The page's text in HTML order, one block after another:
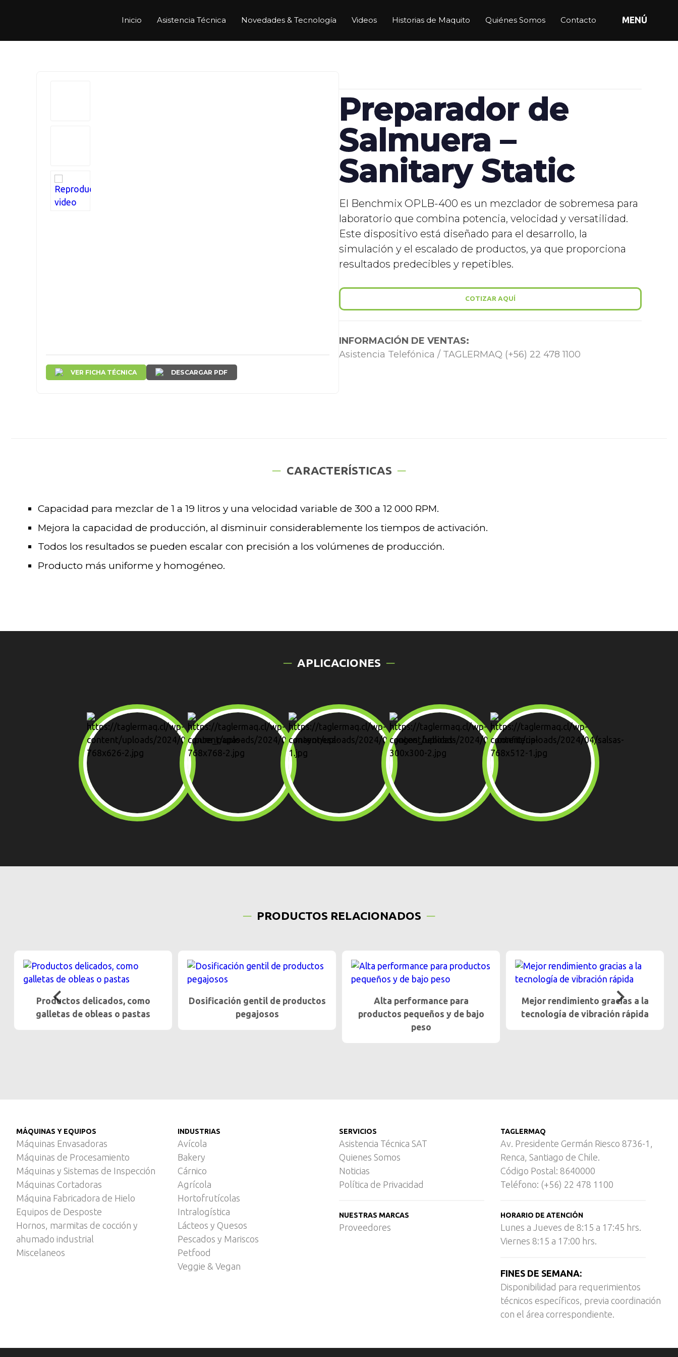
Inicio Asistencia Técnica Novedades & Tecnología Videos Historias de Maquito Quiénes Somos Contacto MENÚ
VER FICHA TÉCNICA DESCARGAR PDF
Preparador de
Salmuera –
Sanitary Static
El Benchmix OPLB-400 es un mezclador de sobremesa para
laboratorio que combina potencia, velocidad y versatilidad.
Este dispositivo está diseñado para el desarrollo, la
simulación y el escalado de productos, ya que proporciona
resultados predecibles y repetibles.
COTIZAR AQUÍ
INFORMACIÓN DE VENTAS:
Asistencia Telefónica / TAGLERMAQ (+56) 22 478 1100
CARACTERÍSTICAS
Capacidad para mezclar de 1 a 19 litros y una velocidad variable de 300 a 12 000 RPM.
Mejora la capacidad de producción, al disminuir considerablemente los tiempos de activación.
Todos los resultados se pueden escalar con precisión a los volúmenes de producción.
Producto más uniforme y homogéneo.
APLICACIONES
PRODUCTOS RELACIONADOS
Dosificación gentil de productos
pegajosos
Alta performance para
productos pequeños y de bajo
Mejor rendimiento gracias a la
tecnología de vibración rápida
Trato gentil para frutas y
verduras
MÁQUINAS Y EQUIPOS
Máquinas Envasadoras
Máquinas de Procesamiento
Máquinas y Sistemas de Inspección
Máquinas Cortadoras
Máquina Fabricadora de Hielo
Equipos de Desposte
Hornos, marmitas de cocción y
ahumado industrial
Miscelaneos
INDUSTRIAS
Avícola
Bakery
Cárnico
Agrícola
Hortofrutícolas
Intralogística
Lácteos y Quesos
Pescados y Mariscos
Petfood
Veggie & Vegan
SERVICIOS
Asistencia Técnica SAT
Quienes Somos
Noticias
Política de Privacidad
NUESTRAS MARCAS
Proveedores
TAGLERMAQ
Av. Presidente Germán Riesco 8736-1,
Renca, Santiago de Chile.
Código Postal: 8640000
Teléfono: (+56) 22 478 1100
HORARIO DE ATENCIÓN
Lunes a Jueves de 8:15 a 17:45 hrs.
Viernes 8:15 a 17:00 hrs.
FINES DE SEMANA:
Disponibilidad para requerimientos
técnicos específicos, previa coordinación
con el área correspondiente.